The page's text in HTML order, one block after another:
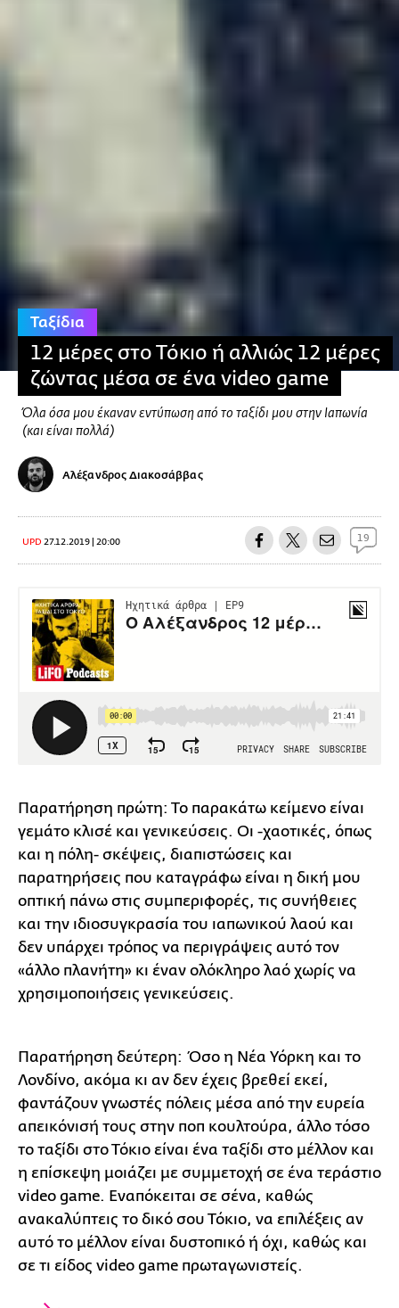
Ταξίδια
12 μέρες στο Τόκιο ή αλλιώς 12 μέρες
ζώντας μέσα σε ένα video game
Όλα όσα μου έκαναν εντύπωση από το ταξίδι μου στην Ιαπωνία
(και είναι πολλά)
Αλέξανδρος Διακοσάββας
UPD 27.12.2019 | 20:00 19
Παρατήρηση πρώτη: Το παρακάτω κείμενο είναι
γεμάτο κλισέ και γενικεύσεις. Οι -χαοτικές, όπως
και η πόλη- σκέψεις, διαπιστώσεις και
παρατηρήσεις που καταγράφω είναι η δική μου
οπτική πάνω στις συμπεριφορές, τις συνήθειες
και την ιδιοσυγκρασία του ιαπωνικού λαού και
δεν υπάρχει τρόπος να περιγράψεις αυτό τον
«άλλο πλανήτη» κι έναν ολόκληρο λαό χωρίς να
χρησιμοποιήσεις γενικεύσεις.
Παρατήρηση δεύτερη: Όσο η Νέα Υόρκη και το
Λονδίνο, ακόμα κι αν δεν έχεις βρεθεί εκεί,
φαντάζουν γνωστές πόλεις μέσα από την ευρεία
απεικόνισή τους στην ποπ κουλτούρα, άλλο τόσο
το ταξίδι στο Τόκιο είναι ένα ταξίδι στο μέλλον και
η επίσκεψη μοιάζει με συμμετοχή σε ένα τεράστιο
video game. Εναπόκειται σε σένα, καθώς
ανακαλύπτεις το δικό σου Τόκιο, να επιλέξεις αν
αυτό το μέλλον είναι δυστοπικό ή όχι, καθώς και
σε τι είδος video game πρωταγωνιστείς.